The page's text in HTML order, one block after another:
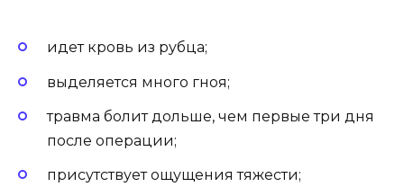
идет кровь из рубца;
выделяется много гноя;
травма болит дольше, чем первые три дня
после операции;
присутствует ощущения тяжести;